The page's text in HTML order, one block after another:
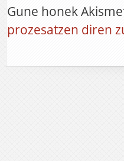
Gune honek
prozesatzen diren